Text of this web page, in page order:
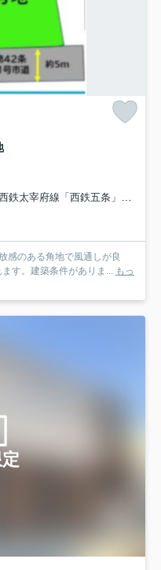
鉄太宰府線「西鉄五条」駅 徒歩21分
のある角地で風通しが良
す。建築条件がありま... もっ